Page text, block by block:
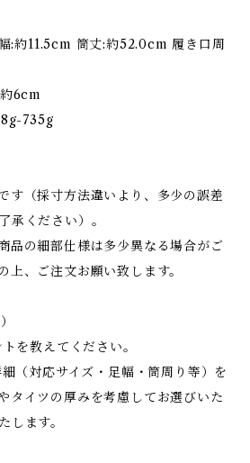
:約11.5cm 筒丈:約52.0cm 履き口周
6cm
735g
す（採寸方法違いより、多少の誤差
承ください）。
品の細部仕様は多少異なる場合がご
上、ご注文お願い致します。
を教えてください。
（対応サイズ・足幅・筒周り等）を
タイツの厚みを考慮してお選びいた
します。